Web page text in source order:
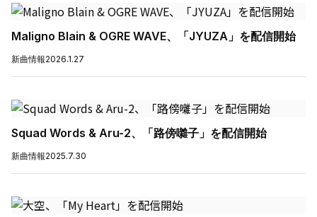
Maligno Blain & OGRE WAVE、「JYUZA」を配信開始
新曲情報2026.1.27
Squad Words & Aru-2、「路傍囃子」を配信開始
新曲情報2025.7.30